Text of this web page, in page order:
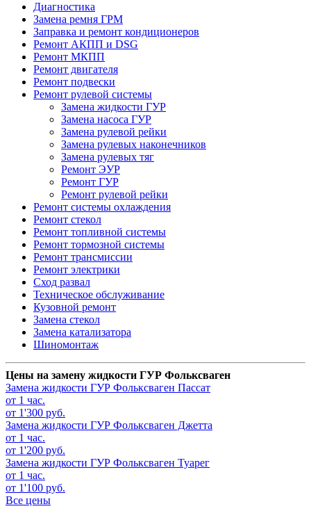
Диагностика
Замена ремня ГРМ
Заправка и ремонт кондиционеров
Ремонт АКПП и DSG
Ремонт МКПП
Ремонт двигателя
Ремонт подвески
Ремонт рулевой системы
Замена жидкости ГУР
Замена насоса ГУР
Замена рулевой рейки
Замена рулевых наконечников
Замена рулевых тяг
Ремонт ЭУР
Ремонт ГУР
Ремонт рулевой рейки
Ремонт системы охлаждения
Ремонт стекол
Ремонт топливной системы
Ремонт тормозной системы
Ремонт трансмиссии
Ремонт электрики
Сход развал
Техническое обслуживание
Кузовной ремонт
Замена стекол
Замена катализатора
Шиномонтаж
Цены на замену жидкости ГУР Фольксваген
Замена жидкости ГУР Фольксваген Пассат
от 1 час.
от 1'300 руб.
Замена жидкости ГУР Фольксваген Джетта
от 1 час.
от 1'200 руб.
Замена жидкости ГУР Фольксваген Туарег
от 1 час.
от 1'100 руб.
Все цены